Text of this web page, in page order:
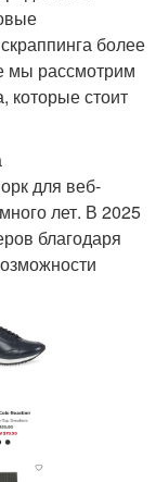
более
мы рассмотрим
которые стоит
для веб-
лет. В 2025
благодаря